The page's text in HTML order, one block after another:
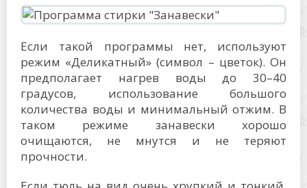
Если такой программы нет, используют
режим «Деликатный» (символ – цветок). Он
предполагает нагрев воды до 30–40
градусов, использование большого
количества воды и минимальный отжим. В
таком режиме занавески хорошо
очищаются, не мнутся и не теряют
прочности.